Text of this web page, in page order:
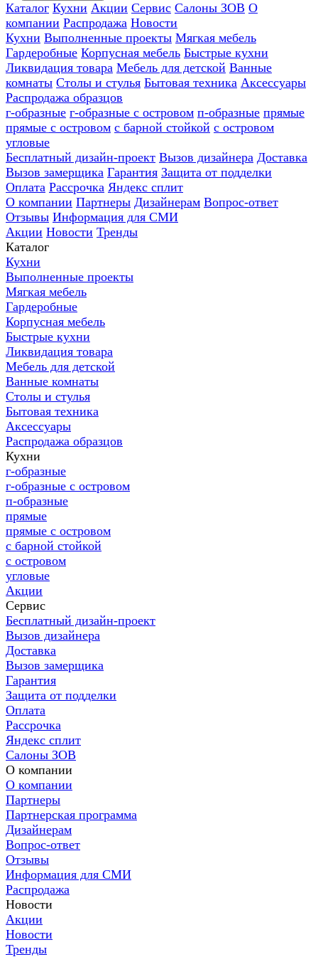
Каталог Кухни Акции Сервис Салоны ЗОВ О
компании Распродажа Новости
Кухни Выполненные проекты Мягкая мебель
Гардеробные Корпусная мебель Быстрые кухни
Ликвидация товара Мебель для детской Ванные
комнаты Столы и стулья Бытовая техника Аксессуары
Распродажа образцов
г-образные г-образные с островом п-образные прямые
прямые с островом с барной стойкой с островом
угловые
Бесплатный дизайн-проект Вызов дизайнера Доставка
Вызов замерщика Гарантия Защита от подделки
Оплата Рассрочка Яндекс сплит
О компании Партнеры Дизайнерам Вопрос-ответ
Отзывы Информация для СМИ
Акции Новости Тренды
Каталог
Кухни
Выполненные проекты
Мягкая мебель
Гардеробные
Корпусная мебель
Быстрые кухни
Ликвидация товара
Мебель для детской
Ванные комнаты
Столы и стулья
Бытовая техника
Аксессуары
Распродажа образцов
Кухни
г-образные
г-образные с островом
п-образные
прямые
прямые с островом
с барной стойкой
с островом
угловые
Акции
Сервис
Бесплатный дизайн-проект
Вызов дизайнера
Доставка
Вызов замерщика
Гарантия
Защита от подделки
Оплата
Рассрочка
Яндекс сплит
Салоны ЗОВ
О компании
О компании
Партнеры
Партнерская программа
Дизайнерам
Вопрос-ответ
Отзывы
Информация для СМИ
Распродажа
Новости
Акции
Новости
Тренды